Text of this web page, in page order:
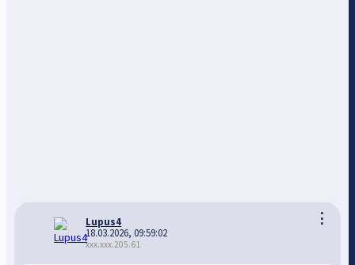
⋮
Lupus4
18.03.2026, 09:59:02
xxx.xxx.205.61